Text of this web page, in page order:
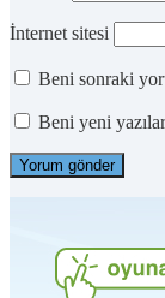
İnternet sitesi
Beni sonraki
Beni yeni